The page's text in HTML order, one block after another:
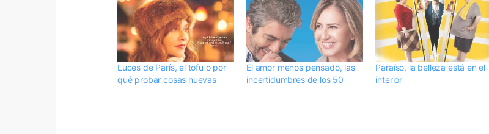
Luces de París, el tofu o por
qué probar cosas nuevas
El amor menos pensado, las
incertidumbres de los 50
Paraíso, la belleza está en el
interior